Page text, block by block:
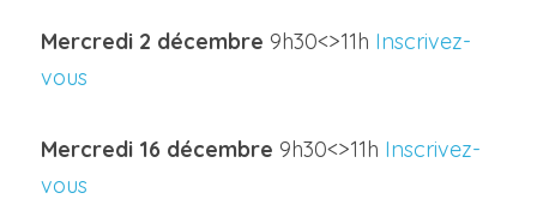
Mercredi 2 décembre 9h30<>11h Inscrivez-
vous
Mercredi 16 décembre 9h30<>11h Inscrivez-
vous